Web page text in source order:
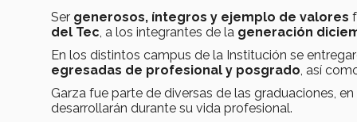
Ser generosos, íntegros y ejemplo de valores
del Tec, a los integrantes de la generación
En los distintos campus de la Institución se
egresadas de profesional y posgrado, así
Garza fue parte de diversas de las graduaciones,
desarrollarán durante su vida profesional.